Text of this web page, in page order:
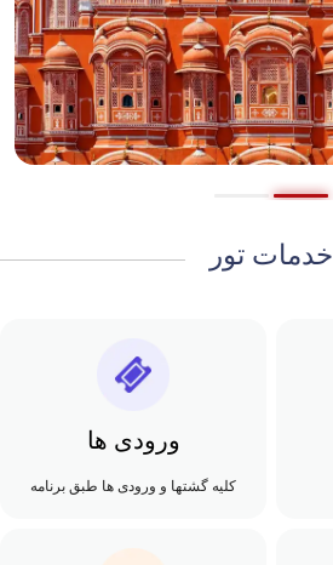
خدمات تور
ورودی ها
کلیه گشتها و ورودی ها طبق برنامه